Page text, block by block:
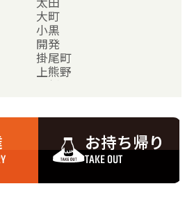
大町
小黒
開発
掛尾町
上熊野
上新保
上八日町
黒瀬
黒瀬北町２丁目
合田
お持ち帰り
TAKE OUT